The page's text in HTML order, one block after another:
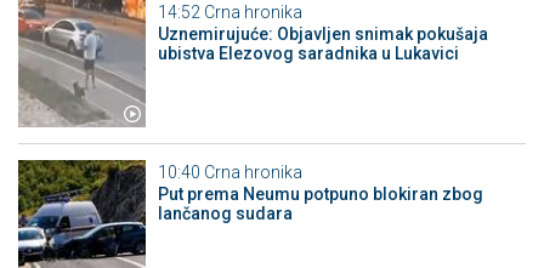
14:52 Crna hronika
Uznemirujuće: Objavljen snimak pokušaja
ubistva Elezovog saradnika u Lukavici
10:40 Crna hronika
Put prema Neumu potpuno blokiran zbog
lančanog sudara